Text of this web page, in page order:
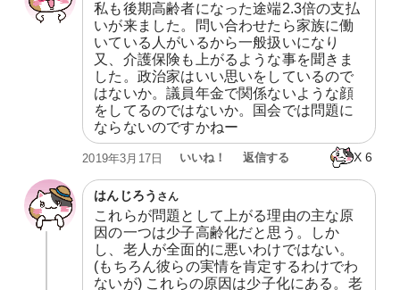
私も後期高齢者になった途端2.3倍の支払
いが来ました。問い合わせたら家族に働
いている人がいるから一般扱いになり
又、介護保険も上がるような事を聞きま
した。政治家はいい思いをしているので
はないか。議員年金で関係ないような顔
をしてるのではないか。国会では問題に
ならないのですかねー
X6
2019年3月17日 いいね！ 返信する
はんじろう さん
これらが問題として上がる理由の主な原
因の一つは少子高齢化だと思う。しか
し、老人が全面的に悪いわけではない。
(もちろん彼らの実情を肯定するわけでわ
ないが) これらの原因は少子化にある。老